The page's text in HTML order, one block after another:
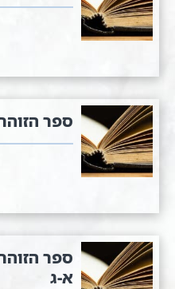
ספר
ספר
א-ג